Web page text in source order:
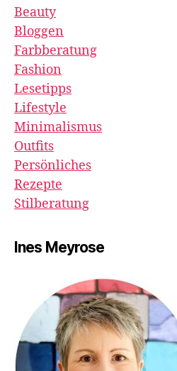
Beauty
Bloggen
Farbberatung
Fashion
Lesetipps
Lifestyle
Minimalismus
Outfits
Persönliches
Rezepte
Stilberatung
Ines Meyrose